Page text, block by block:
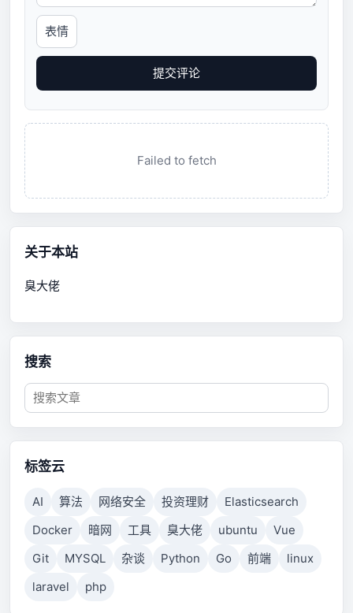
表情
提交评论
Failed to fetch
关于本站
臭大佬
搜索
标签云
AI 算法 网络安全 投资理财
Elasticsearch
Docker
暗网 工具 臭大佬 ubuntu
Vue
Git
MYSQL 杂谈 Python Go 前端
linux
laravel
php